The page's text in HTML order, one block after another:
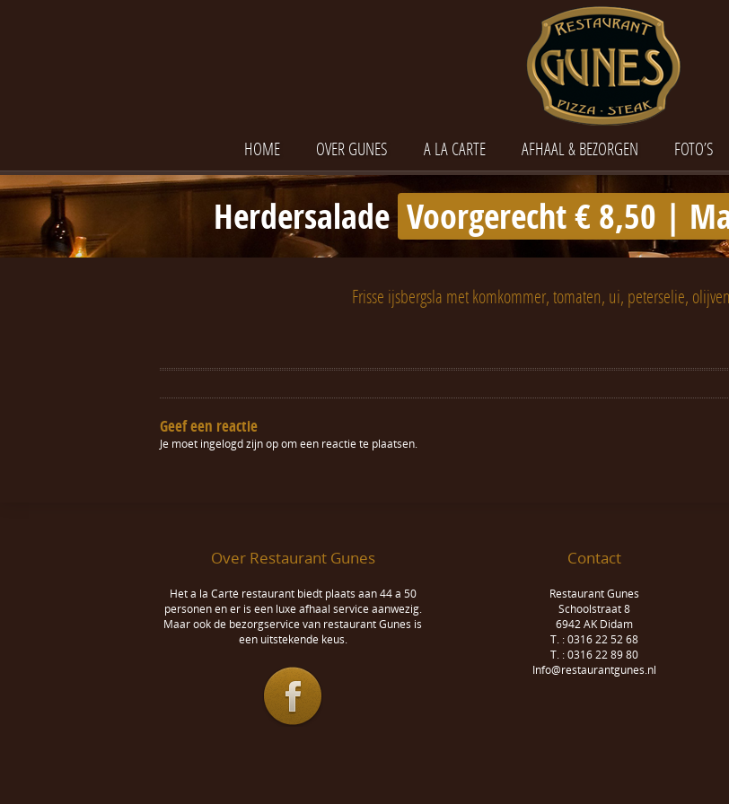
HOME OVER GUNES A LA CARTE AFHAAL & BEZORGEN FOTO’S
Herdersalade Voorgerecht € 8,50 |
Frisse ijsbergsla met komkommer, tomaten, ui, peterselie,
Geef een reactie
Je moet ingelogd zijn opom een reactie te plaatsen.
Over Restaurant Gunes
Het a la Carté restaurant biedt plaats aan 44 a 50
personen en er is een luxe afhaal service aanwezig.
Maar ook de bezorgservice van restaurant Gunes is
een uitstekende keus.
Contact
Restaurant Gunes
Schoolstraat 8
6942 AK Didam
T. : 0316 22 52 68
T. : 0316 22 89 80
Info@restaurantgunes.nl